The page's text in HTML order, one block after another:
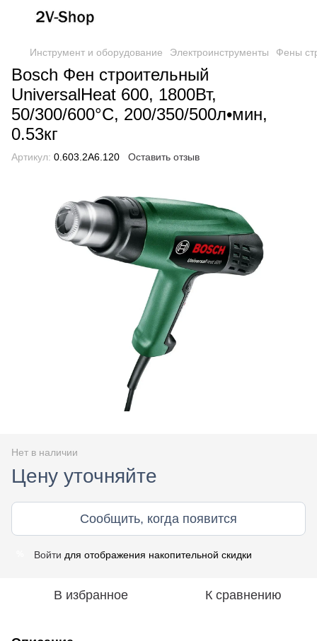
Инструмент и оборудование Электроинструменты Фены
Bosch Фен строительный
UniversalHeat 600, 1800Вт,
50/300/600°C, 200/350/500л•мин,
0.53кг
Артикул: 0.603.2A6.120 Оставить отзыв
Нет в наличии
Цену уточняйте
Сообщить, когда появится
Войти для отображения накопительной скидки
В избранное К сравнению